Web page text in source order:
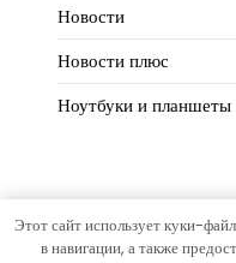
Новости
Новости плюс
Ноутбуки и планшеты
Copyright © 2026
Этот сайт использует куки-
в навигации, а также